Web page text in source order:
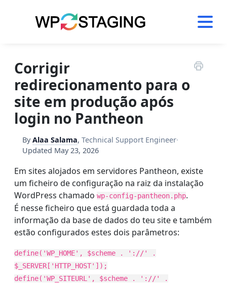
Corrigir
redirecionamento para o
site em produção após
login no Pantheon
ByAlaa Salama, Technical Support Engineer·
Updated May 23, 2026
Em sites alojados em servidores Pantheon, existe
um ficheiro de configuração na raiz da instalação
WordPress chamado wp-config-pantheon.php.
É nesse ficheiro que está guardada toda a
informação da base de dados do teu site e também
estão configurados estes dois parâmetros:
define('WP_HOME', $scheme . '://' .
$_SERVER['HTTP_HOST']);
define('WP_SITEURL', $scheme . '://' .